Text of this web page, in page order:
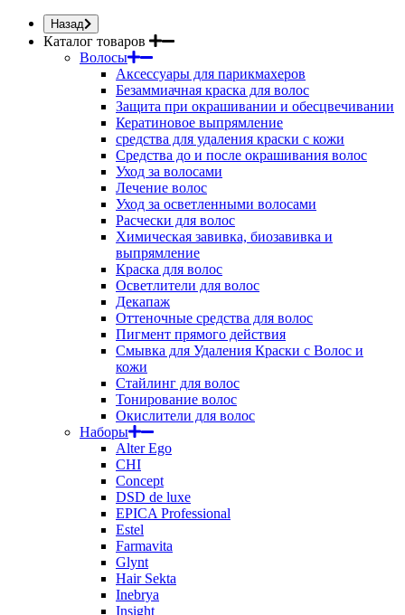
Назад
Каталог товаров
Волосы
Аксессуары для парикмахеров
Безаммиачная краска для волос
Защита при окрашивании и обесцвечивании
Кератиновое выпрямление
средства для удаления краски с кожи
Средства до и после окрашивания волос
Уход за волосами
Лечение волос
Уход за осветленными волосами
Расчески для волос
Химическая завивка, биозавивка и
выпрямление
Краска для волос
Осветлители для волос
Декапаж
Оттеночные средства для волос
Пигмент прямого действия
Смывка для Удаления Краски с Волос и
кожи
Стайлинг для волос
Тонирование волос
Окислители для волос
Наборы
Alter Ego
CHI
Concept
DSD de luxe
EPICA Professional
Estel
Farmavita
Glynt
Hair Sekta
Inebrya
Insight